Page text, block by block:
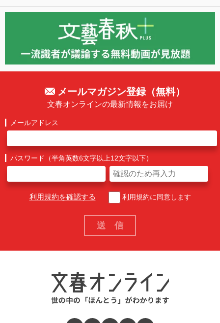
メールマガジン登録（無料）
文春オンラインの最新情報をお届け
メールアドレス
パスワード（半角英数6文字以上12文字以下）
利用規約を確認する 利用規約に同意します